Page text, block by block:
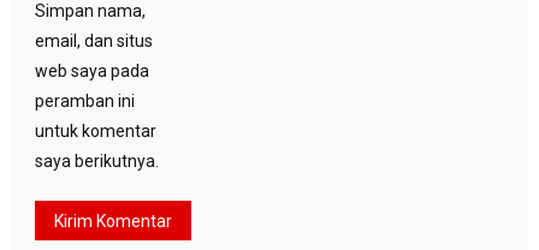
Simpan nama,
email, dan situs
web saya pada
peramban ini
untuk komentar
saya berikutnya.